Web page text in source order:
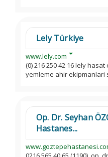
Lely Türkiye
www.lely.com
(0) 216 250 42 16 lely
yemleme ahir ekipmanlari
Op. Dr. Seyhan
Hastanes...